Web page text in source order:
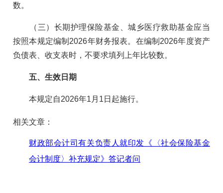
数。
（三）长期护理保险基金、城乡医疗救助基金应当
按照本规定编制2026年财务报表。在编制2026年度资产
负债表、收支表时，不要求填列上年比较数。
五、生效日期
本规定自2026年1月1日起施行。
相关文章：
财政部会计司有关负责人就印发《〈社会保险基金
会计制度〉补充规定》答记者问